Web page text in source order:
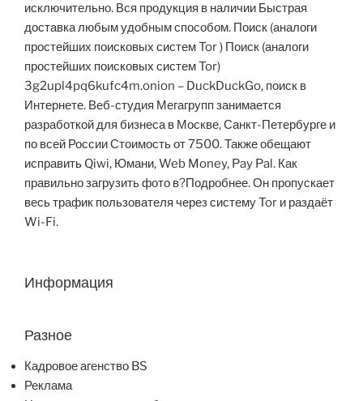
исключительно. Вся продукция в наличии Быстрая
доставка любым удобным способом. Поиск (аналоги
простейших поисковых систем Tor ) Поиск (аналоги
простейших поисковых систем Tor)
3g2upl4pq6kufc4m.onion – DuckDuckGo, поиск в
Интернете. Веб-студия Мегагрупп занимается
разработкой для бизнеса в Москве, Санкт-Петербурге и
по всей России Стоимость от 7500. Также обещают
исправить Qiwi, Юмани, Web Money, Pay Pal. Как
правильно загрузить фото в?Подробнее. Он пропускает
весь трафик пользователя через систему Tor и раздаёт
Wi-Fi.
Информация
Разное
Кадровое агенство BS
Реклама